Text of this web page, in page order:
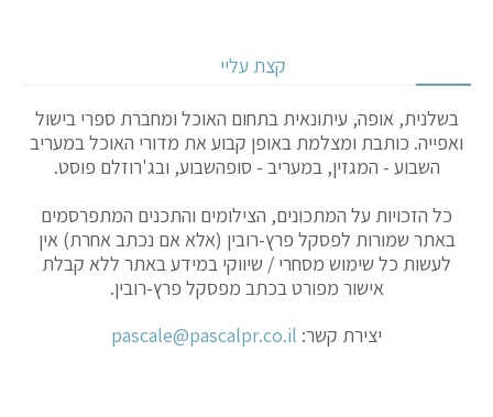
קצת עליי
בשלנית, אופה, עיתונאית בתחום האוכל ומחברת ספרי בישול
ואפייה. כותבת ומצלמת באופן קבוע את מדורי האוכל במעריב
השבוע - המגזין, במעריב - סופהשבוע, ובג'רוזלם פוסט.
כל הזכויות על המתכונים, הצילומים והתכנים המתפרסמים
באתר שמורות לפסקל פרץ-רובין (אלא אם נכתב אחרת) אין
לעשות כל שימוש מסחרי / שיווקי במידע באתר ללא קבלת
אישור מפורט בכתב מפסקל פרץ-רובין.
יצירת קשר: pascale@pascalpr.co.il